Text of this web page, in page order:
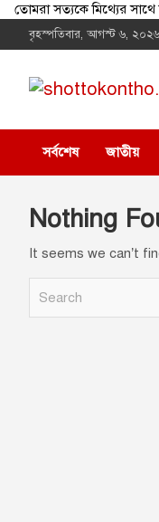
তোমরা সত্যকে মিথ্যের
to
বৃহস্পতিবার, আগস্ট ৬, ২০২৬
সর্বশেষ জাতীয়
Nothing
It seems we can’t